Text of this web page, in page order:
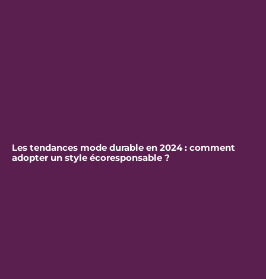
Les tendances mode durable en 2024 : comment
adopter un style écoresponsable ?